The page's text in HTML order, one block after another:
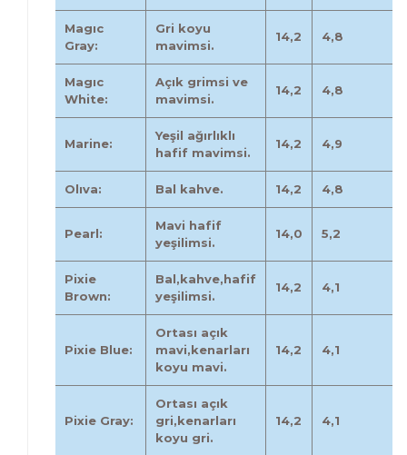
Magıc
Gray:
Gri koyu
mavimsi.
14,2 4,8
Magıc
White:
Açık grimsi ve
mavimsi.
14,2 4,8
Marine:
Yeşil ağırlıklı
hafif mavimsi.
14,2 4,9
Olıva: Bal kahve. 14,2 4,8
Pearl:
Mavi hafif
yeşilimsi.
14,0 5,2
Pixie
Brown:
Bal,kahve,hafif
yeşilimsi.
14,2 4,1
Pixie Blue:
Ortası açık
mavi,kenarları
koyu mavi.
14,2 4,1
Pixie Gray:
Ortası açık
gri,kenarları
koyu gri.
14,2 4,1